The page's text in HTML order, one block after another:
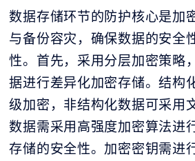
数据存储环节的防护核心是加
与备份容灾，确保数据的安全
性。首先，采用分层加密策略
据进行差异化加密存储。结构
级加密，非结构化数据可采用
数据需采用高强度加密算法进
存储的安全性。加密密钥需进